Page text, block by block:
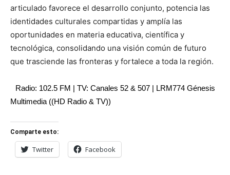
articulado favorece el desarrollo conjunto, potencia las
identidades culturales compartidas y amplía las
oportunidades en materia educativa, científica y
tecnológica, consolidando una visión común de futuro
que trasciende las fronteras y fortalece a toda la región.
Radio: 102.5 FM | TV: Canales 52 & 507 | LRM774 Génesis
Multimedia ((HD Radio & TV))
Comparte esto:
Twitter Facebook